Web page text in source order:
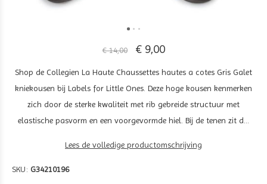
€ 14,00 € 9,00
Shop de Collegien La Haute Chaussettes hautes a cotes Gris Galet
kniekousen bij Labels for Little Ones. Deze hoge kousen kenmerken
zich door de sterke kwaliteit met rib gebreide structuur met
elastische pasvorm en een voorgevormde hiel. Bij de tenen zit d...
Lees de volledige productomschrijving
SKU: G34210196